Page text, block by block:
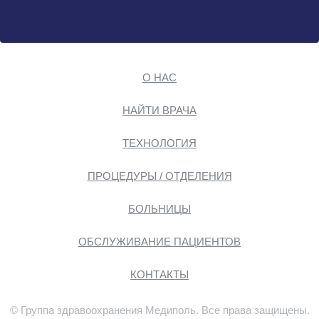
О НАС
НАЙТИ ВРАЧА
ТЕХНОЛОГИЯ
ПРОЦЕДУРЫ / ОТДЕЛЕНИЯ
БОЛЬНИЦЫ
ОБСЛУЖИВАНИЕ ПАЦИЕНТОВ
КОНТАКТЫ
© Группа здравоохранения Медиполь. Все права защищены.